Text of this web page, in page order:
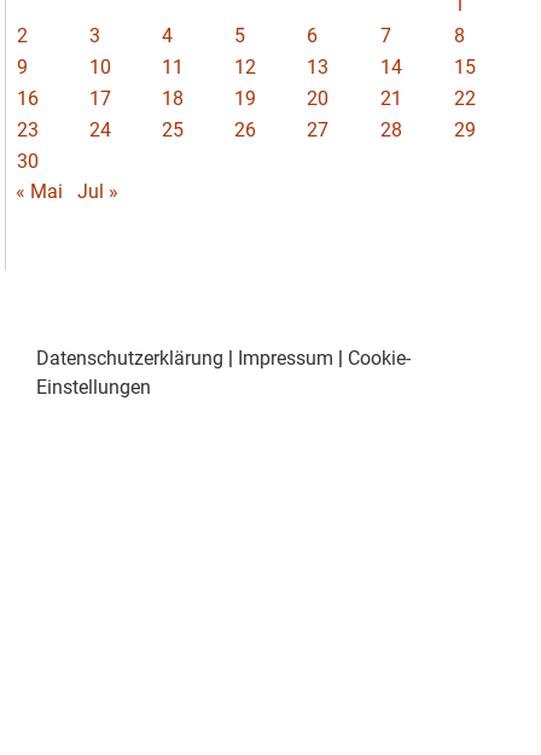
2
3 4 5 6 7
8
9
10 11 12 13 14
15
16
17 18 19 20 21
22
23
24 25 26 27 28
29
30
« Mai
Jul »
Datenschutzerklärung | Impressum | Cookie-
Einstellungen